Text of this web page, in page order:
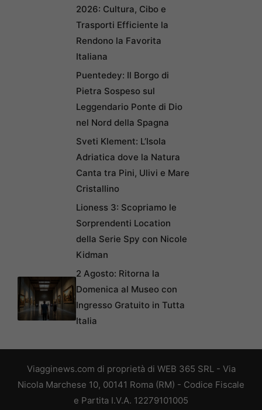
2026: Cultura, Cibo e
Trasporti Efficiente la
Rendono la Favorita
Italiana
Puentedey: Il Borgo di
Pietra Sospeso sul
Leggendario Ponte di Dio
nel Nord della Spagna
Sveti Klement: L’Isola
Adriatica dove la Natura
Canta tra Pini, Ulivi e Mare
Cristallino
Lioness 3: Scopriamo le
Sorprendenti Location
della Serie Spy con Nicole
Kidman
2 Agosto: Ritorna la
Domenica al Museo con
Ingresso Gratuito in Tutta
Italia
Viagginews.com di proprietà di WEB 365 SRL - Via
Nicola Marchese 10, 00141 Roma (RM) - Codice Fiscale
e Partita I.V.A. 12279101005